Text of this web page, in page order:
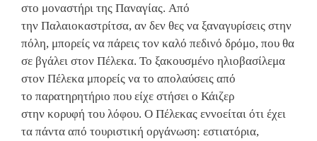
στο μοναστήρι της Παναγίας. Από
την Παλαιοκαστρίτσα, αν δεν θες να ξαναγυρίσεις στην
πόλη, μπορείς να πάρεις τον καλό πεδινό δρόμο, που θα
σε βγάλει στον Πέλεκα. Το ξακουσμένο ηλιοβασίλεμα
στον Πέλεκα μπορείς να το απολαύσεις από
το παρατηρητήριο που είχε στήσει ο Κάιζερ
στην κορυφή του λόφου. Ο Πέλεκας εννοείται ότι έχει
τα πάντα από τουριστική οργάνωση: εστιατόρια,